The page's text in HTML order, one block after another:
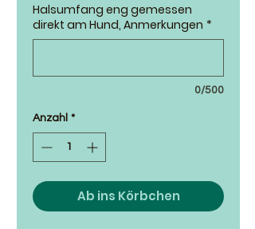
Halsumfang eng gemessen
direkt am Hund, Anmerkungen *
0/500
Anzahl *
Ab ins Körbchen